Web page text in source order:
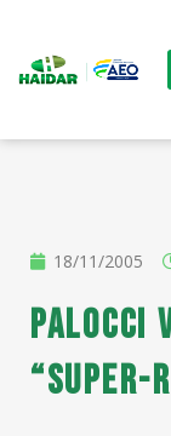
18/11/2005
Palocci
“Super-